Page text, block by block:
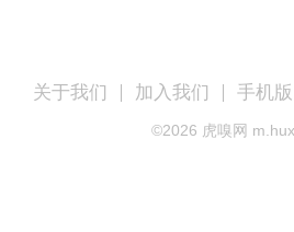
关于我们 加入我们 手机版
©2026 虎嗅网